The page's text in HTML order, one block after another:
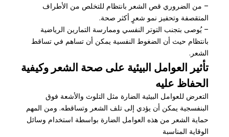
– من الضروري قص الشعر بانتظام للتخلص من الأطراف
المتقصفة وتحفيز نمو شعرٍ أكثر صحة.
– يُوصى بتجنب التوتر النفسي وممارسة التمارين الرياضية
بانتظام حيث أن الضغوط النفسية يمكن أن تساهم في تساقط
الشعر.
تأثير العوامل البيئية على صحة الشعر وكيفية
الحفاظ عليه
التعرض للعوامل البيئية الضارة مثل التلوث والأشعة فوق
البنفسجية يمكن أن يؤدي إلى تلف الشعر وتساقطه. ومن المهم
حماية الشعر من هذه العوامل الضارة بواسطة استخدام وسائل
الوقاية المناسبة